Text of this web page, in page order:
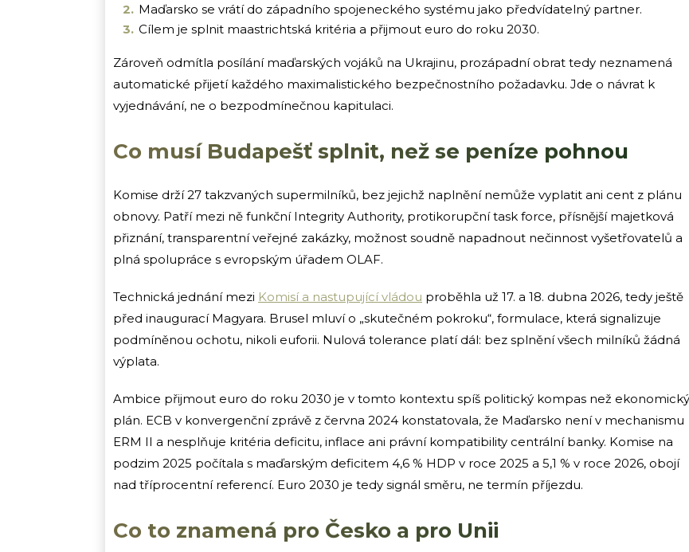
Maďarsko se vrátí do západního spojeneckého systému jako předvídatelný partner.
Cílem je splnit maastrichtská kritéria a přijmout euro do roku 2030.
Zároveň odmítla posílání maďarských vojáků na Ukrajinu, prozápadní obrat tedy neznamená
automatické přijetí každého maximalistického bezpečnostního požadavku. Jde o návrat k
vyjednávání, ne o bezpodmínečnou kapitulaci.
Co musí Budapešť splnit, než se peníze pohnou
Komise drží 27 takzvaných supermilníků, bez jejichž naplnění nemůže vyplatit ani cent z plánu
obnovy. Patří mezi ně funkční Integrity Authority, protikorupční task force, přísnější majetková
přiznání, transparentní veřejné zakázky, možnost soudně napadnout nečinnost vyšetřovatelů a
plná spolupráce s evropským úřadem OLAF.
Technická jednání mezi Komisí a nastupující vládou proběhla už 17. a 18. dubna 2026, tedy ještě
před inaugurací Magyara. Brusel mluví o „skutečném pokroku“, formulace, která signalizuje
podmíněnou ochotu, nikoli euforii. Nulová tolerance platí dál: bez splnění všech milníků žádná
výplata.
Ambice přijmout euro do roku 2030 je v tomto kontextu spíš politický kompas než ekonomický
plán. ECB v konvergenční zprávě z června 2024 konstatovala, že Maďarsko není v mechanismu
ERM II a nesplňuje kritéria deficitu, inflace ani právní kompatibility centrální banky. Komise na
podzim 2025 počítala s maďarským deficitem 4,6 % HDP v roce 2025 a 5,1 % v roce 2026, obojí
nad tříprocentní referencí. Euro 2030 je tedy signál směru, ne termín příjezdu.
Co to znamená pro Česko a pro Unii